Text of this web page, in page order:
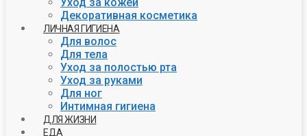
Декоративная косметика
ЛИЧНАЯ ГИГИЕНА
Для волос
Для тела
Уход за полостью рта
Уход за руками
Для ног
Интимная гигиена
ДЛЯ ЖИЗНИ
ЕДА